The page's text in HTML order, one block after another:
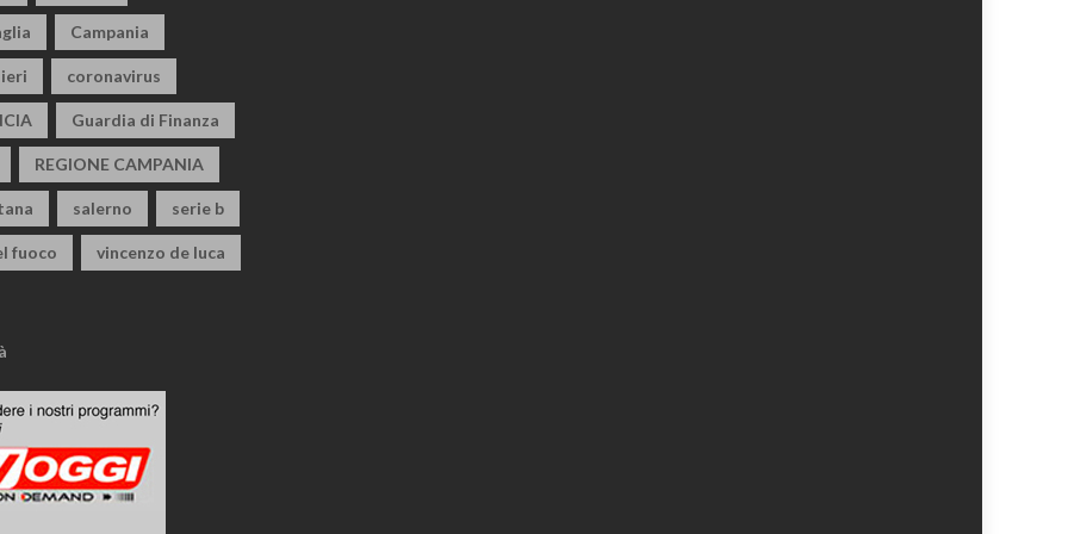
Campania
coronavirus
Guardia di Finanza
REGIONE CAMPANIA
salerno serie b
fuoco vincenzo de luca